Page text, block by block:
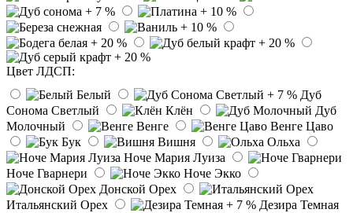
Цвет ЛДСП:
Белый
Дуб
Сонома Светлый
Клён
Дуб
Молочный
Венге
Венге Цаво
Бук
Вишня
Ольха
Ноче Мария Луиза
Ноче Гварнери
Ноче Экко
Донской Орех
Итальянский Орех
Дезира Темная